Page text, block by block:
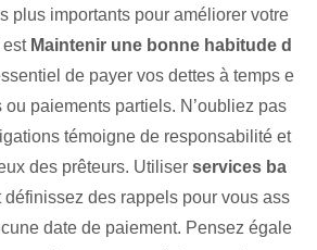
plus importants pour améliorer votre
est Maintenir une bonne habitude d
de payer vos dettes à temps e
ou paiements partiels. N’oubliez pas
témoigne de responsabilité et
des prêteurs. Utiliser services ba
définissez des rappels pour vous ass
date de paiement. Pensez égale